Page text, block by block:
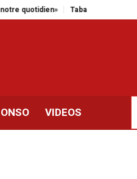
Tabarka | Le siège du Corail
VIDEOS